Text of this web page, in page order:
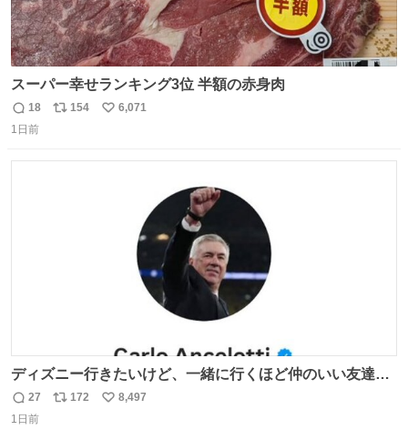
スーパー幸せランキング3位 半額の赤身肉
返
信
18
リ
154
い
6,071
1日前
ディズニー行きたいけど、一緒に行くほど仲のいい友達が
居ない… ほんでこれ
返
信
27
リ
172
い
8,497
1日前